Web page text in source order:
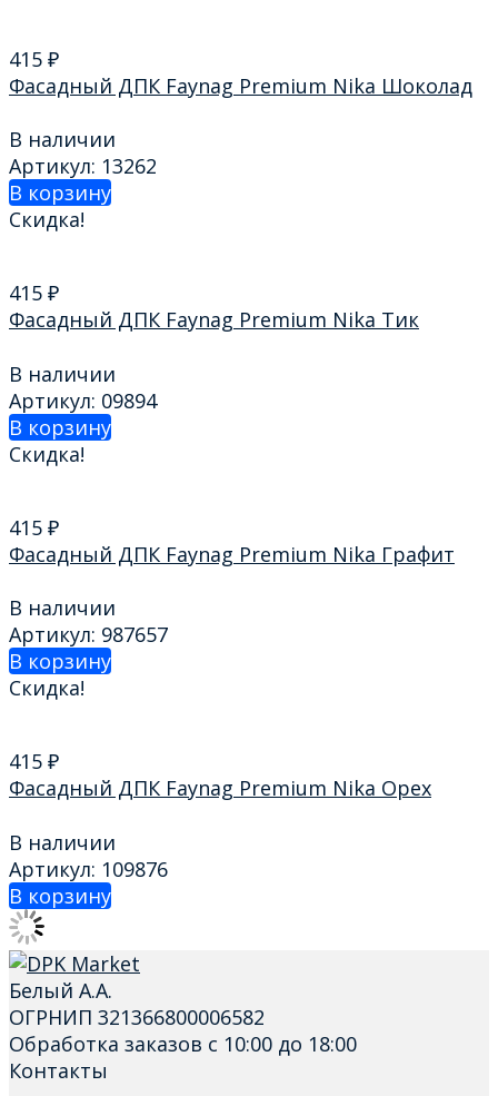
415 ₽
Фасадный ДПК Faynag Premium Nika Шоколад
В наличии
Артикул: 13262
В корзину
Скидка!
415 ₽
Фасадный ДПК Faynag Premium Nika Тик
В наличии
Артикул: 09894
В корзину
Скидка!
415 ₽
Фасадный ДПК Faynag Premium Nika Графит
В наличии
Артикул: 987657
В корзину
Скидка!
415 ₽
Фасадный ДПК Faynag Premium Nika Орех
В наличии
Артикул: 109876
В корзину
Белый А.А.
ОГРНИП 321366800006582
Обработка заказов с 10:00 до 18:00
Контакты